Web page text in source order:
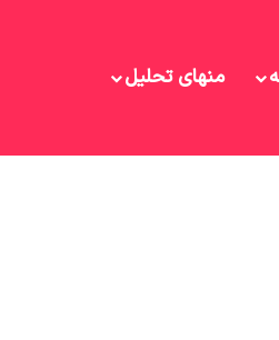
منهای تحلیل